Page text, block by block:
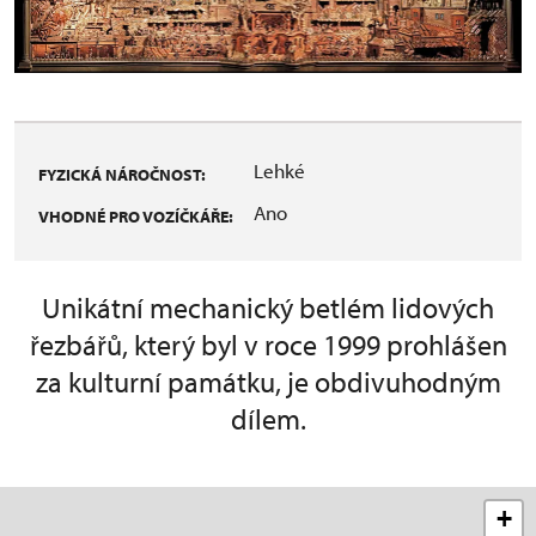
FYZICKÁ NÁROČNOST: Lehké
VHODNÉ PRO VOZÍČKÁŘE: Ano
Unikátní mechanický betlém lidových
řezbářů, který byl v roce 1999 prohlášen
za kulturní památku, je obdivuhodným
dílem.
+